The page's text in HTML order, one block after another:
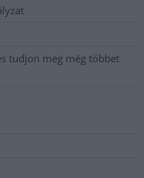
tudjon meg még többet